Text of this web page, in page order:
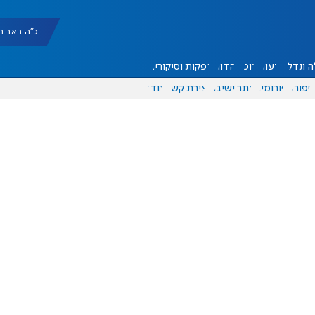
כ"ה באב תשפ"ו
ונדל"ן דעות אוכל יהדות הפקות וסיקורים
ספורט פורומים אתר ישיבה יצירת קשר עוד